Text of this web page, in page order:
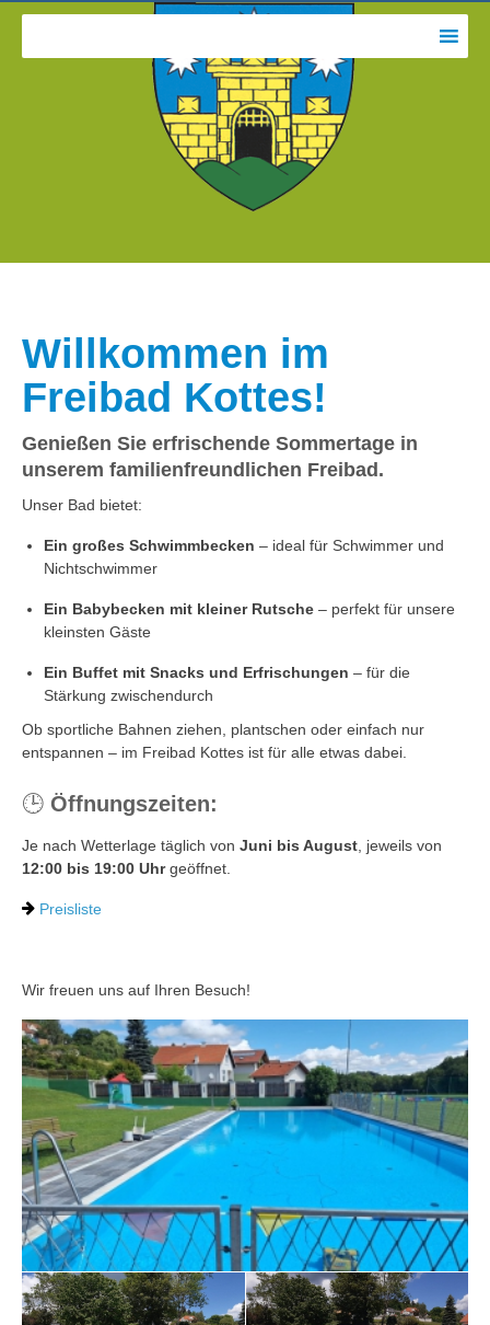
Willkommen im
Freibad Kottes!
Genießen Sie erfrischende Sommertage in
unserem familienfreundlichen Freibad.
Unser Bad bietet:
Ein großes Schwimmbecken – ideal für Schwimmer und
Nichtschwimmer
Ein Babybecken mit kleiner Rutsche – perfekt für unsere
kleinsten Gäste
Ein Buffet mit Snacks und Erfrischungen – für die
Stärkung zwischendurch
Ob sportliche Bahnen ziehen, plantschen oder einfach nur
entspannen – im Freibad Kottes ist für alle etwas dabei.
🕒 Öffnungszeiten:
Je nach Wetterlage täglich von Juni bis August , jeweils von
12:00 bis 19:00 Uhrgeöffnet.
Preisliste
Wir freuen uns auf Ihren Besuch!